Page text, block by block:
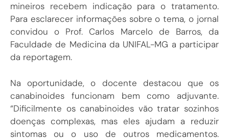
mineiros recebem indicação para o tratamento.
Para esclarecer informações sobre o tema, o jornal
convidou o Prof. Carlos Marcelo de Barros, da
Faculdade de Medicina da UNIFAL-MG a participar
da reportagem.
Na oportunidade, o docente destacou que os
canabinoides funcionam bem como adjuvante.
“Dificilmente os canabinoides vão tratar sozinhos
doenças complexas, mas eles ajudam a reduzir
sintomas ou o uso de outros medicamentos.